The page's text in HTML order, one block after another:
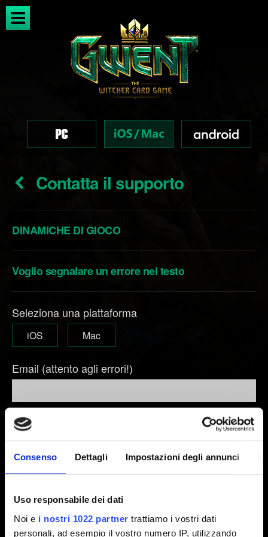
Consenso Dettagli Impostazioni degli annunci
Uso responsabile dei dati
Noi e i nostri 1022 partner trattiamo i vostri dati
personali, ad esempio il vostro numero IP, utilizzando
Contatta il supporto
DINAMICHE DI GIOCO
Voglio segnalare un errore nel testo
Seleziona una piattaforma
iOS Mac
Email (attento agli errori!)
Breve descrizione del problema
Aggiungi file